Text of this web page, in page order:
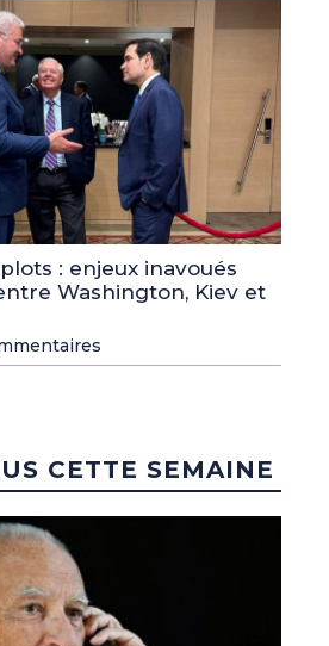
: enjeux inavoués
Washington, Kiev et
CETTE SEMAINE